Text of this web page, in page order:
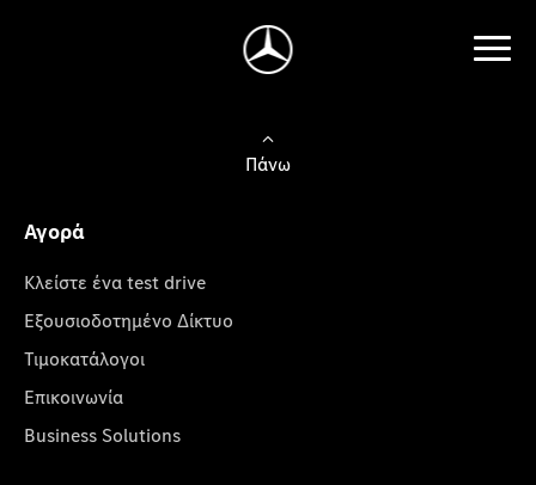
Πάνω
Αγορά
Κλείστε ένα test drive
Εξουσιοδοτημένο Δίκτυο
Τιμοκατάλογοι
Επικοινωνία
Business Solutions